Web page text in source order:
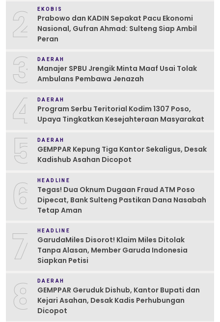
2 EKOBIS
Prabowo dan KADIN Sepakat Pacu Ekonomi
Nasional, Gufran Ahmad: Sulteng Siap Ambil
Peran
3 DAERAH
Manajer SPBU Jrengik Minta Maaf Usai Tolak
Ambulans Pembawa Jenazah
4 DAERAH
Program Serbu Teritorial Kodim 1307 Poso,
Upaya Tingkatkan Kesejahteraan Masyarakat
5 DAERAH
GEMPPAR Kepung Tiga Kantor Sekaligus, Desak
Kadishub Asahan Dicopot
6 HEADLINE
Tegas! Dua Oknum Dugaan Fraud ATM Poso
Dipecat, Bank Sulteng Pastikan Dana Nasabah
Tetap Aman
7 HEADLINE
GarudaMiles Disorot! Klaim Miles Ditolak
Tanpa Alasan, Member Garuda Indonesia
Siapkan Petisi
8 DAERAH
GEMPPAR Geruduk Dishub, Kantor Bupati dan
Kejari Asahan, Desak Kadis Perhubungan
Dicopot